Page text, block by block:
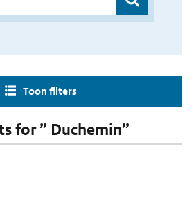
Toon filters
for ” Duchemin”